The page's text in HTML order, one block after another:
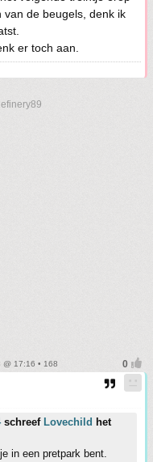
van de beugels, denk ik
er toch aan.
17:16 • 168
schreef Lovechild het
in een pretpark bent.